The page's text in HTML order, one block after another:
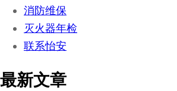
消防维保
灭火器年检
联系怡安
最新文章